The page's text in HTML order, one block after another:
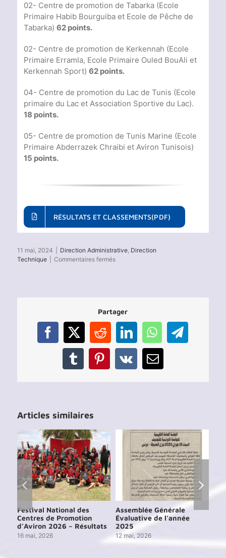
02- Centre de promotion de Tabarka (Ecole
Primaire Habib Bourguiba et Ecole de Pêche de
Tabarka)62 points.
02- Centre de promotion de Kerkennah (Ecole
Primaire Erramla, Ecole Primaire Ouled BouAli et
Kerkennah Sport)62 points.
04- Centre de promotion du Lac de Tunis (Ecole
primaire du Lac et Association Sportive du Lac).
18 points.
05- Centre de promotion de Tunis Marine (Ecole
Primaire Abderrazek Chraibi et Aviron Tunisois)
15 points.
RÉSULTATS ET CLASSEMENTS(PDF)
11 mai, 2024 Direction Administrative, Direction
Technique
Commentaires ferméssur
Promotion
d’Aviron
2024
–
Résultats
Partager
Facebook
X RedditLinkedInWhatsAppTelegram
TumblrPinterest
Vk Email
Articles similaires
Festival National des
Centres de Promotion
d’Aviron 2026 – Résultats
16 mai, 2026
Assemblée Générale
Évaluative de l’année
2025
12 mai, 2026